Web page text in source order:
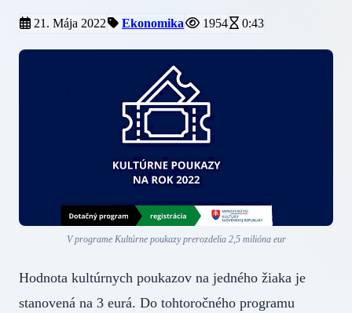
21. Mája 2022 Ekonomika 1954 0:43
V programe Kultúrne poukazy prerozdelia 2,5 milióna eur
Hodnota kultúrnych poukazov na jedného žiaka je
stanovená na 3 eurá. Do tohtoročného programu